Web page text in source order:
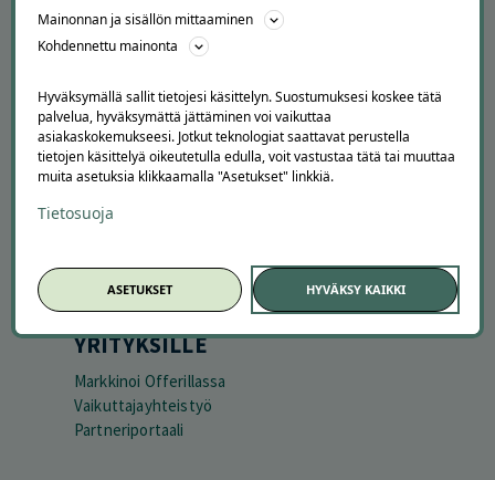
Peruuta tilaus
Asiakaspalvelu
Usein kysytyt kysymykset
Suosittele Offerillaa
TUTUSTU MEIHIN
Ajankohtaista
Avoimet työpaikat
Offerilla mediassa
YRITYKSILLE
Markkinoi Offerillassa
Vaikuttajayhteistyö
Partneriportaali
Mainonnan ja sisällön mittaaminen
Kohdennettu mainonta
Hyväksymällä sallit tietojesi käsittelyn. Suostumuksesi koskee tätä
palvelua, hyväksymättä jättäminen voi vaikuttaa
asiakaskokemukseesi. Jotkut teknologiat saattavat perustella
tietojen käsittelyä oikeutetulla edulla, voit vastustaa tätä tai muuttaa
muita asetuksia klikkaamalla "Asetukset" linkkiä.
Tietosuoja
ASETUKSET HYVÄKSY KAIKKI